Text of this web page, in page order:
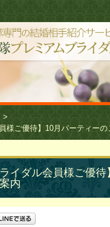
>
様ご優待】10月パーティーの
ライダル会員様ご優
内